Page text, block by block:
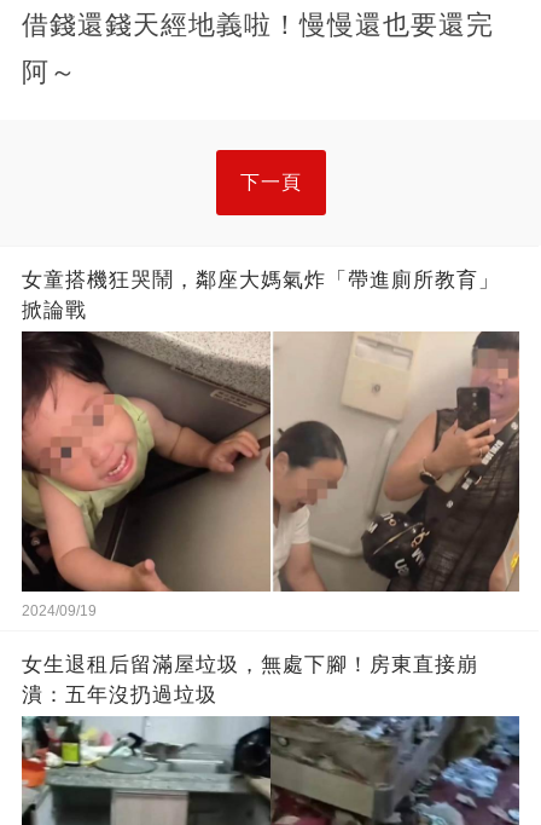
借錢還錢天經地義啦！慢慢還也要還完
阿～
下一頁
女童搭機狂哭鬧，鄰座大媽氣炸「帶進廁所教育」
掀論戰
2024/09/19
女生退租后留滿屋垃圾，無處下腳！房東直接崩
潰：五年沒扔過垃圾